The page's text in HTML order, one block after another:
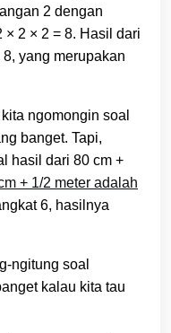
2 dengan
2 × 2 = 8. Hasil dari
yang merupakan
ngomongin soal
banget. Tapi,
hasil dari 80 cm +
+ 1/2 meter adalah
6, hasilnya
ngitung soal
kalau kita tau